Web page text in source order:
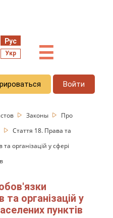
Рус
Укр ☰
Войти
Законы
Про
Стаття 18. Права та
організацій у сфері
організацій у
пунктів